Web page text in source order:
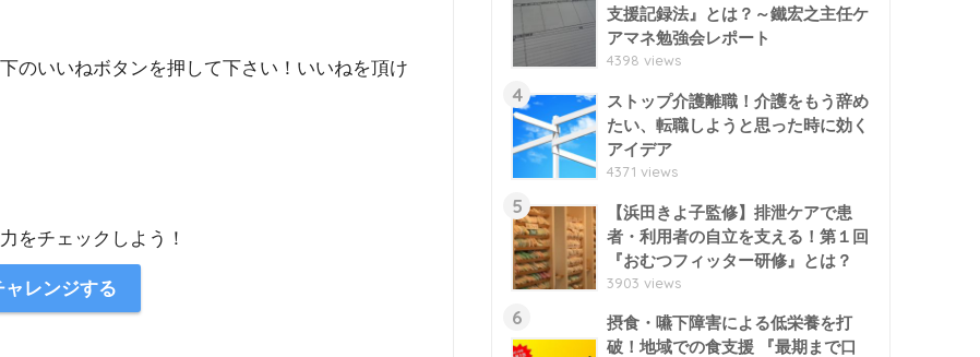
のいいねボタンを押して下さい！いいねを頂け
をチェックしよう！
ャレンジする
支援記録法』とは？～鐵宏之主任ケ
アマネ勉強会レポート
4398 views
4
ストップ介護離職！介護をもう辞め
たい、転職しようと思った時に効く
アイデア
4371 views
5
【浜田きよ子監修】排泄ケアで患
者・利用者の自立を支える！第１回
『おむつフィッター研修』とは？
3903 views
6
摂食・嚥下障害による低栄養を打
破！地域での食支援 『最期まで口